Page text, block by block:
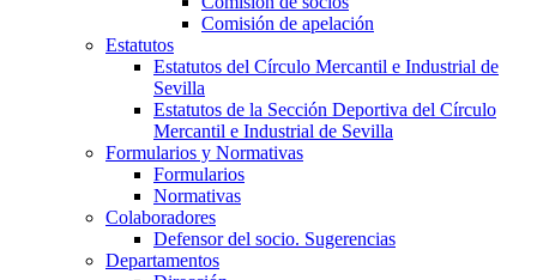
Comisión de apelación
Estatutos
Estatutos del Círculo Mercantil e Industrial de
Sevilla
Estatutos de la Sección Deportiva del Círculo
Mercantil e Industrial de Sevilla
Formularios y Normativas
Formularios
Normativas
Colaboradores
Defensor del socio. Sugerencias
Departamentos